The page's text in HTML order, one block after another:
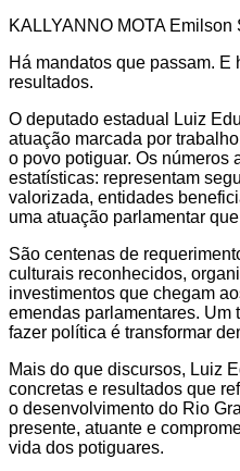
KALLYANNO MOTA
Há mandatos que passam. E
resultados.
O deputado estadual Luiz
atuação marcada por
o povo potiguar. Os números
estatísticas: representam
valorizada, entidades
uma atuação parlamentar
São centenas de
culturais reconhecidos,
investimentos que chegam
emendas parlamentares. Um
fazer política é transformar
Mais do que discursos, Luiz
concretas e resultados que
o desenvolvimento do Rio
presente, atuante e
vida dos potiguares.